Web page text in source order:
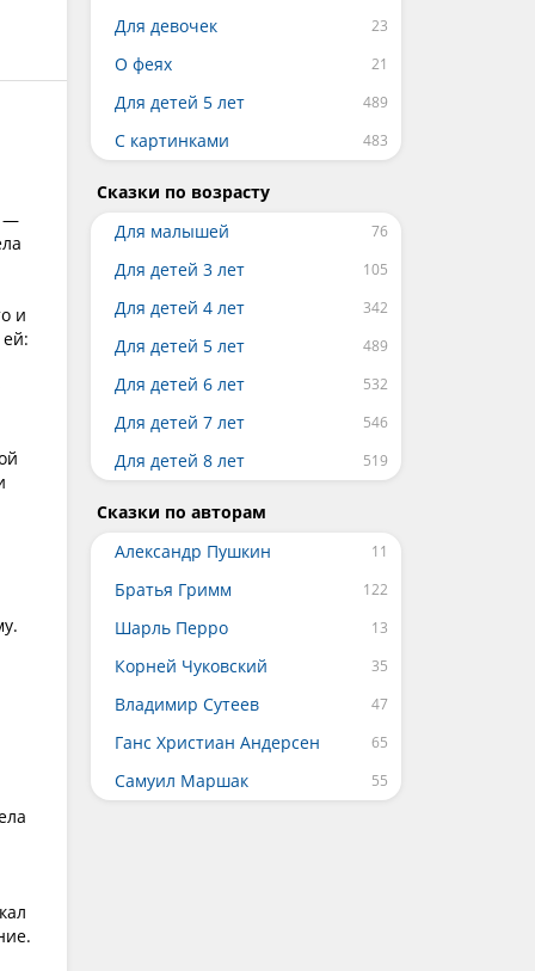
—
и
Для девочек
О феях
Для детей 5 лет
С картинками
Сказки по возрасту
Для малышей
Для детей 3 лет
Для детей 4 лет
Для детей 5 лет
Для детей 6 лет
Для детей 7 лет
Для детей 8 лет
Сказки по авторам
Александр Пушкин
Братья Гримм
Шарль Перро
Корней Чуковский
Владимир Сутеев
Ганс Христиан Андерсен
Самуил Маршак